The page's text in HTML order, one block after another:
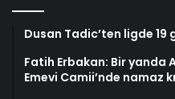
Dusan Tadic’ten ligde 19
Fatih Erbakan: Bir yanda
Emevi Camii’nde namaz